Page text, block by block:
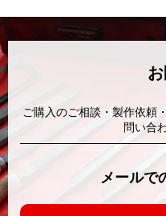
ご購入のご相談・製作依頼
問い合
メールで